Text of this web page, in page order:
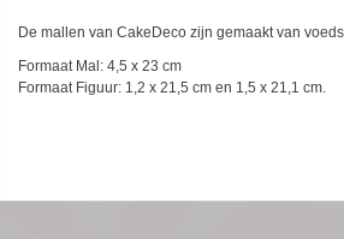
De mallen van CakeDeco zijn gemaakt van
Formaat Mal: 4,5 x 23 cm
Formaat Figuur: 1,2 x 21,5 cm en 1,5 x 21,1 cm.